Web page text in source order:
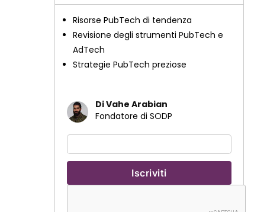
Risorse PubTech di tendenza
Revisione degli strumenti PubTech e
AdTech
Strategie PubTech preziose
Di Vahe Arabian
Fondatore di SODP